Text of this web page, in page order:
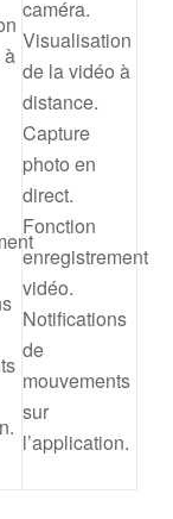
à
caméra.
Visualisation
de la vidéo à
distance.
Capture
photo en
direct.
Fonction
enregistrement
vidéo.
Notifications
de
mouvements
sur
l’application.